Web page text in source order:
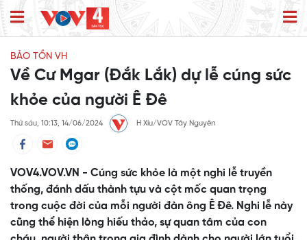
BẢO TỒN VH
Về Cư Mgar (Đắk Lắk) dự lễ cúng sức
khỏe của người Ê Đê
Thứ sáu, 10:13, 14/06/2024 H Xíu/VOV Tây Nguyên
VOV4.VOV.VN - Cúng sức khỏe là một nghi lễ truyền
thống, đánh dấu thành tựu và cột mốc quan trọng
trong cuộc đời của mỗi người đàn ông Ê Đê. Nghi lễ này
cũng thể hiện lòng hiếu thảo, sự quan tâm của con